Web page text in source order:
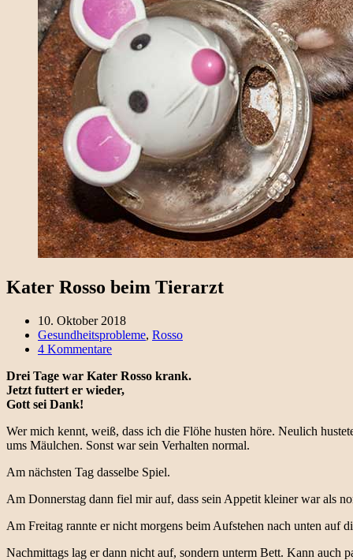
Kater Rosso beim Tierarzt
10. Oktober 2018
Gesundheitsprobleme, Rosso
4 Kommentare
Drei Tage war Kater Rosso krank.
Jetzt futtert er wieder,
Gott sei Dank!
Wer mich kennt, weiß, dass ich die Flöhe husten höre. Neulich
ums Mäulchen. Sonst war sein Verhalten normal.
Am nächsten Tag dasselbe Spiel.
Am Donnerstag dann fiel mir auf, dass sein Appetit kleiner war als
Am Freitag rannte er nicht morgens beim Aufstehen nach unten auf
Nachmittags lag er dann nicht auf, sondern unterm Bett. Kann auch